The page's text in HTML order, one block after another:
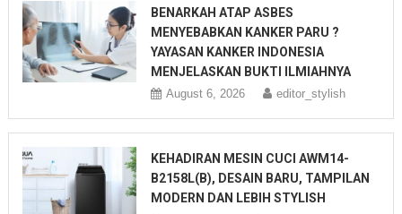
BENARKAH ATAP ASBES
MENYEBABKAN KANKER PARU ?
YAYASAN KANKER INDONESIA
MENJELASKAN BUKTI ILMIAHNYA
August 6, 2026 editor_stylish
KEHADIRAN MESIN CUCI AWM14-
B2158L(B), DESAIN BARU, TAMPILAN
MODERN DAN LEBIH STYLISH